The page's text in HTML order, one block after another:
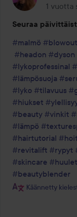
1 vuotta
Viesti
Seuraa
#malmö #blowout
#headon #dyson
#lykoprofessinal
#lämpösuoja
#lyko #tilavuus
#hiukset
#beauty #vinkit
#lämpö
#hairtutorial
#revitalift #rypyt
#skincare #huulet
#beautyblender
Käännetty